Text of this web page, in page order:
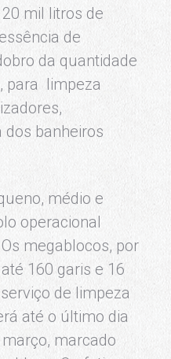
mil litros de
de
da quantidade
para limpeza
dos banheiros
médio e
operacional
megablocos, por
160 garis e 16
de limpeza
até o último dia
marcado